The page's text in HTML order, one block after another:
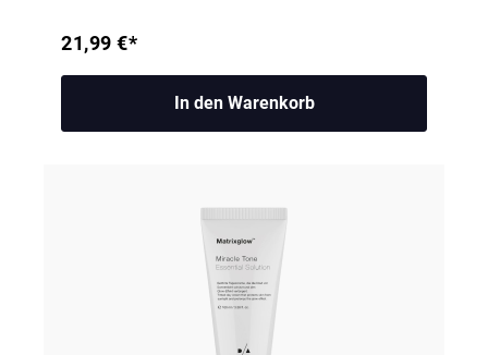
21,99 €*
In den Warenkorb